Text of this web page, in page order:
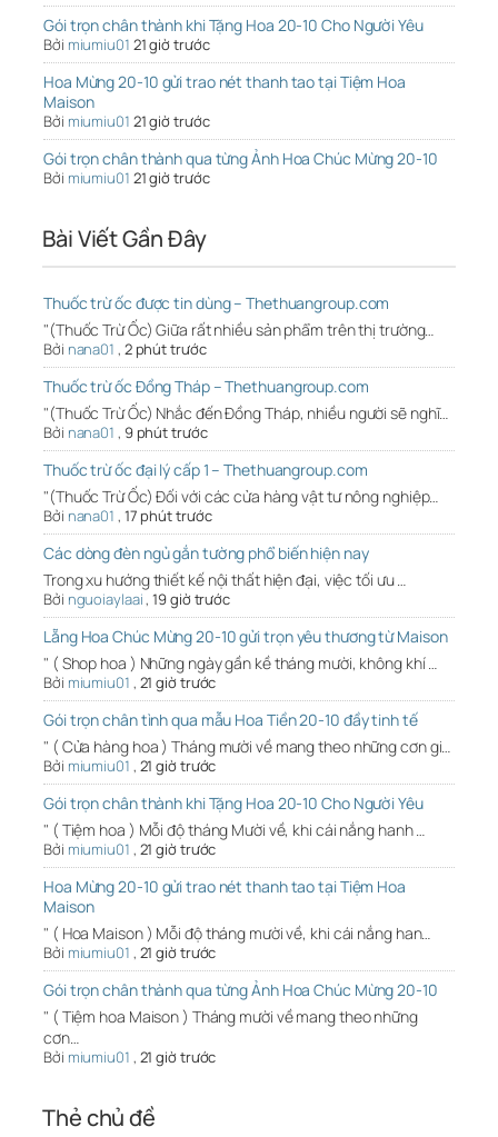
Gói trọn chân thành khi Tặng Hoa 20-10 Cho Người Yêu
Bởi miumiu01 21 giờ trước
Hoa Mừng 20-10 gửi trao nét thanh tao tại Tiệm Hoa
Maison
Bởi miumiu01 21 giờ trước
Gói trọn chân thành qua từng Ảnh Hoa Chúc Mừng 20-10
Bởi miumiu01 21 giờ trước
Bài Viết Gần Đây
Thuốc trừ ốc được tin dùng – Thethuangroup.com
"(Thuốc Trừ Ốc) Giữa rất nhiều sản phẩm trên thị trường…
Bởi nana01 , 2 phút trước
Thuốc trừ ốc Đồng Tháp – Thethuangroup.com
"(Thuốc Trừ Ốc) Nhắc đến Đồng Tháp, nhiều người sẽ nghĩ…
Bởi nana01 , 9 phút trước
Thuốc trừ ốc đại lý cấp 1 – Thethuangroup.com
"(Thuốc Trừ Ốc) Đối với các cửa hàng vật tư nông nghiệp…
Bởi nana01 , 17 phút trước
Các dòng đèn ngủ gắn tường phổ biến hiện nay
Trong xu hướng thiết kế nội thất hiện đại, việc tối ưu …
Bởi nguoiaylaai,19 giờ trước
Lẵng Hoa Chúc Mừng 20-10 gửi trọn yêu thương từ Maison
" ( Shop hoa ) Những ngày gần kề tháng mười, không khí …
Bởi miumiu01 , 21 giờ trước
Gói trọn chân tình qua mẫu Hoa Tiền 20-10 đầy tinh tế
" ( Cửa hàng hoa ) Tháng mười về mang theo những cơn gi…
Bởi miumiu01 , 21 giờ trước
Gói trọn chân thành khi Tặng Hoa 20-10 Cho Người Yêu
" ( Tiệm hoa ) Mỗi độ tháng Mười về, khi cái nắng hanh …
Bởi miumiu01 , 21 giờ trước
Hoa Mừng 20-10 gửi trao nét thanh tao tại Tiệm Hoa
Maison
" ( Hoa Maison ) Mỗi độ tháng mười về, khi cái nắng han…
Bởi miumiu01 , 21 giờ trước
Gói trọn chân thành qua từng Ảnh Hoa Chúc Mừng 20-10
" ( Tiệm hoa Maison ) Tháng mười về mang theo những
cơn…
Bởi miumiu01 , 21 giờ trước
Thẻ chủ đề